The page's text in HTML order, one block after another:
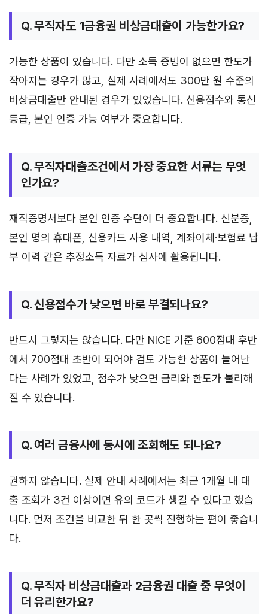
Q. 무직자도 1금융권 비상금대출이 가능한가요?
가능한 상품이 있습니다. 다만 소득 증빙이 없으면 한도가
작아지는 경우가 많고, 실제 사례에서도 300만 원 수준의
비상금대출만 안내된 경우가 있었습니다. 신용점수와 통신
등급, 본인 인증 가능 여부가 중요합니다.
Q. 무직자대출조건에서 가장 중요한 서류는 무엇
인가요?
재직증명서보다 본인 인증 수단이 더 중요합니다. 신분증,
본인 명의 휴대폰, 신용카드 사용 내역, 계좌이체·보험료 납
부 이력 같은 추정소득 자료가 심사에 활용됩니다.
Q. 신용점수가 낮으면 바로 부결되나요?
반드시 그렇지는 않습니다. 다만 NICE 기준 600점대 후반
에서 700점대 초반이 되어야 검토 가능한 상품이 늘어난
다는 사례가 있었고, 점수가 낮으면 금리와 한도가 불리해
질 수 있습니다.
Q. 여러 금융사에 동시에 조회해도 되나요?
권하지 않습니다. 실제 안내 사례에서는 최근 1개월 내 대
출 조회가 3건 이상이면 유의 코드가 생길 수 있다고 했습
니다. 먼저 조건을 비교한 뒤 한 곳씩 진행하는 편이 좋습니
다.
Q. 무직자 비상금대출과 2금융권 대출 중 무엇이
더 유리한가요?